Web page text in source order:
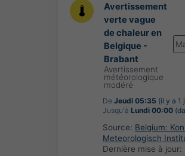
Avertissement
verte vague
de chaleur en
Belgique -
Brabant
Avertissement
météorologique
modéré
De Jeudi 05:35 (il y a 1
Jusqu'à Lundi 00:00
Source: Belgium:
Meteorologisch
Dernière mise à jour: